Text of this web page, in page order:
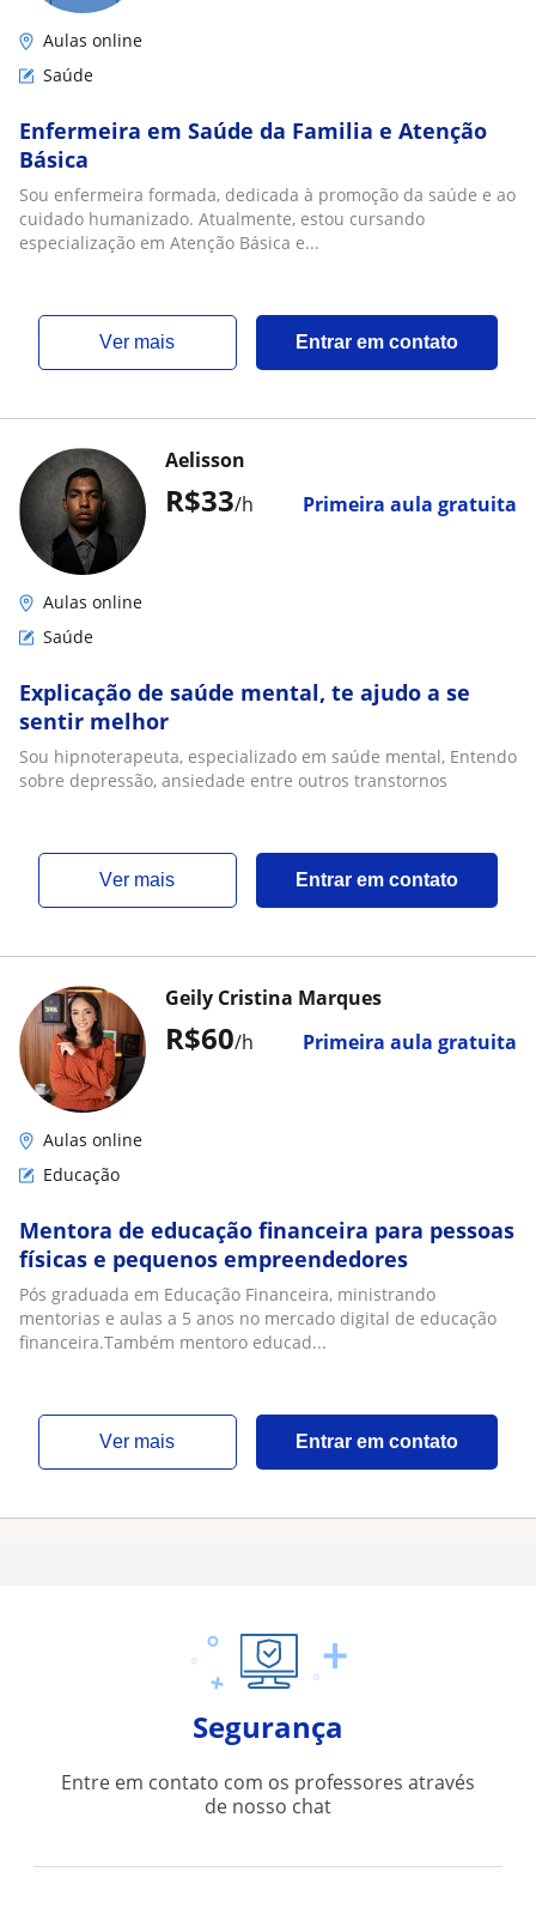
Aulas online
Saúde
Enfermeira em Saúde da Familia e Atenção
Básica
Sou enfermeira formada, dedicada à promoção da saúde e ao
cuidado humanizado. Atualmente, estou cursando
especialização em Atenção Básica e...
ver mais Entrar em contato
R$33/h Primeira aula gratuita
Aelisson
Aulas online
Saúde
Explicação de saúde mental, te ajudo a se
sentir melhor
Sou hipnoterapeuta, especializado em saúde mental, Entendo
sobre depressão, ansiedade entre outros transtornos
ver mais Entrar em contato
R$60/h Primeira aula gratuita
Geily Cristina Marques
Aulas online
Educação
Mentora de educação financeira para pessoas
físicas e pequenos empreendedores
Pós graduada em Educação Financeira, ministrando
mentorias e aulas a 5 anos no mercado digital de educação
financeira.Também mentoro educad...
ver mais Entrar em contato
Segurança
Entre em contato com os professores através
de nosso chat